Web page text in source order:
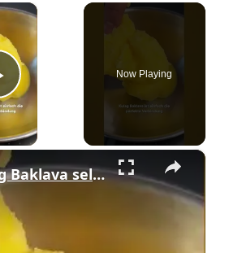
×
Video
Now Playing
×
Kulag Baklava selbst machen #shorts